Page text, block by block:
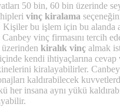
50 bin, 60 bin üzerinde
vinç kiralama
bu işlem için bu alanda
Canbey vinç firmasını tercih
kiralık vinç almak
kendi ihtiyaçlarına cevap
kiralayabilirler.
kaldırabilecek
her insana aynı yükü